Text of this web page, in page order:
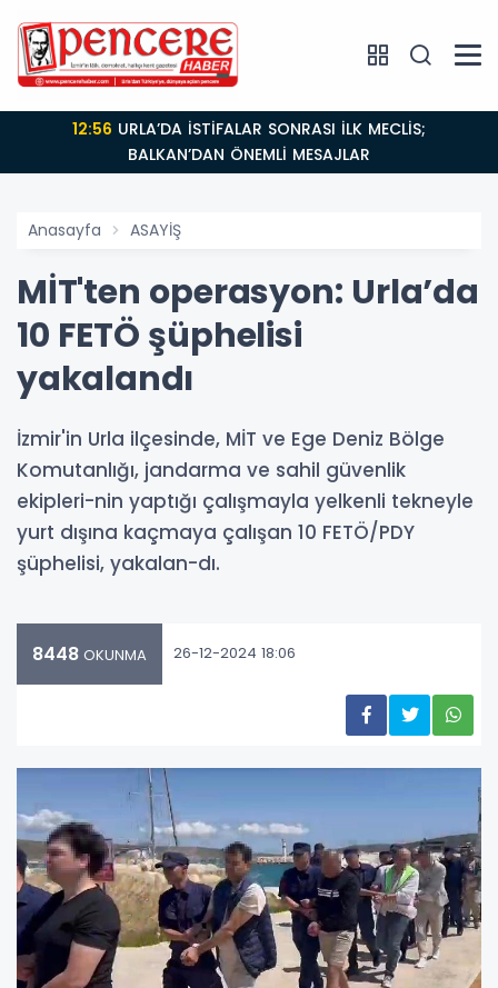
12:56
BALKAN’DAN ÖNEMLİ MESAJLAR
Anasayfa ASAYİŞ
MİT'ten operasyon: Urla’da
10 FETÖ şüphelisi
yakalandı
İzmir'in Urla ilçesinde, MİT ve Ege Deniz Bölge
Komutanlığı, jandarma ve sahil güvenlik
ekipleri-nin yaptığı çalışmayla yelkenli tekneyle
yurt dışına kaçmaya çalışan 10 FETÖ/PDY
şüphelisi, yakalan-dı.
8448 OKUNMA 26-12-2024 18:06